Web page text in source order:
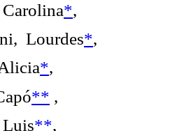
*,
Lourdes*,
*,
** ,
**,